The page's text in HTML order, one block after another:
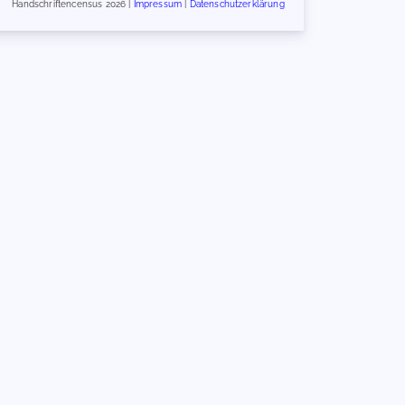
Handschriftencensus 2026 | Impressum Datenschutzerklärung